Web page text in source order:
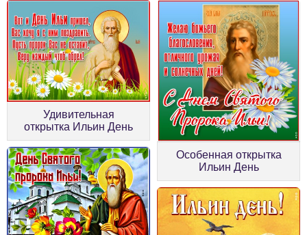
Удивительная
открытка Ильин День
Особенная открытка
Ильин День